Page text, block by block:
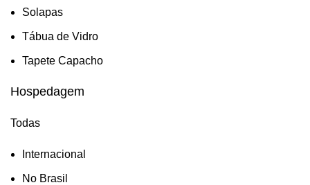
Solapas
Tábua de Vidro
Tapete Capacho
Hospedagem
Todas
Internacional
No Brasil